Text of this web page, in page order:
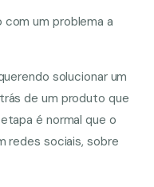
um problema a
solucionar um
de um produto que
é normal que o
redes sociais, sobre